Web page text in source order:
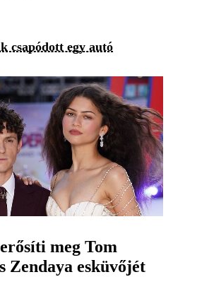
csapódott egy autó
meg Tom
Zendaya esküvőjét